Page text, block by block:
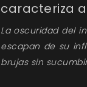
caracteriza
La oscuridad del
escapan de su
brujas sin